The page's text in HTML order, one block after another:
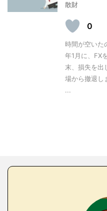
散財
0
時間が空いた
年1月に、FX
末、損失を出
場から撤退し
...